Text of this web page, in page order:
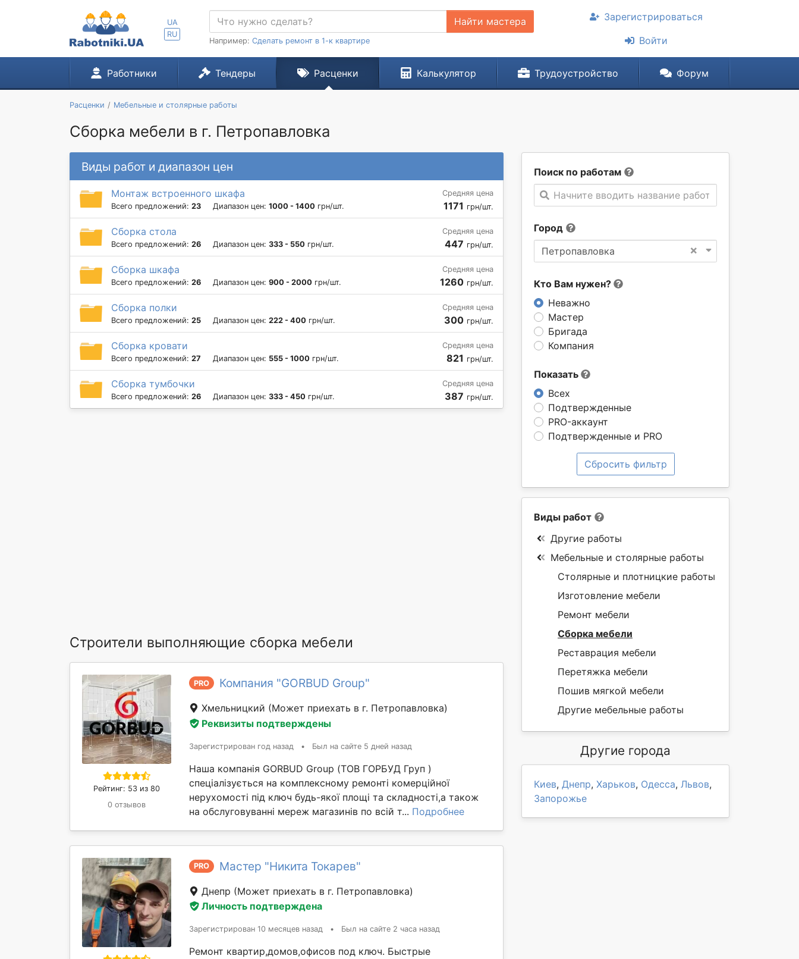
UA
RU
Найти мастера
Например: Сделать ремонт в 1-к квартире
Зарегистрироваться
Войти
Работники Тендеры Расценки Калькулятор Трудоустройство Форум
Расценки Мебельные и столярные работы
Сборка мебели в г. Петропавловка
Поиск по работам
Начните вводить название работы
Город
×
Петропавловка
Кто Вам нужен?
Неважно
Мастер
Бригада
Компания
Показать
Всех
Подтвержденные
PRO-аккаунт
Подтвержденные и PRO
Сбросить фильтр
Виды работ и диапазон цен
Монтаж встроенного шкафа
Всего предложений: 23 Диапазон цен: 1000 - 1400 грн/шт.
Средняя цена
1171 грн/шт.
Сборка стола
Всего предложений: 26 Диапазон цен: 333 - 550 грн/шт.
Средняя цена
447 грн/шт.
Сборка шкафа
Всего предложений: 26 Диапазон цен: 900 - 2000 грн/шт.
Средняя цена
1260 грн/шт.
Сборка полки
Всего предложений: 25 Диапазон цен: 222 - 400 грн/шт.
Средняя цена
300 грн/шт.
Сборка кровати
Всего предложений: 27 Диапазон цен: 555 - 1000 грн/шт.
Средняя цена
821 грн/шт.
Сборка тумбочки
Всего предложений: 26 Диапазон цен: 333 - 450 грн/шт.
Средняя цена
387 грн/шт.
Строители выполняющие сборка мебели
Рейтинг: 53 из 80
0 отзывов
PRO Компания "GORBUD Group"
Хмельницкий (Может приехать в г. Петропавловка)
Реквизиты подтверждены
Зарегистрирован год назад • Был на сайте 5 дней назад
Наша компанія GORBUD Group (ТОВ ГОРБУД Груп )
спеціалізується на комплексному ремонті комерційної
нерухомості під ключ будь-якої площі та складності,а також
на обслуговуванні мереж магазинів по всій т... Подробнее
PRO Мастер "Никита Токарев"
Днепр (Может приехать в г. Петропавловка)
Личность подтверждена
Зарегистрирован 10 месяцев назад • Был на сайте 2 часа назад
Ремонт квартир,домов,офисов под ключ. Быстрые
Виды работ
Другие работы
Мебельные и столярные работы
Столярные и плотницкие работы
Изготовление мебели
Ремонт мебели
Сборка мебели
Реставрация мебели
Перетяжка мебели
Пошив мягкой мебели
Другие мебельные работы
Другие города
Киев, Днепр, Харьков, Одесса, Львов,
Запорожье